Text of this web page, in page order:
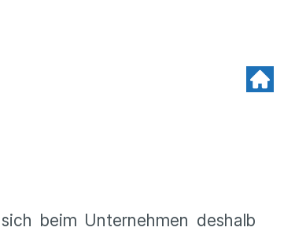
beim Unternehmen deshalb